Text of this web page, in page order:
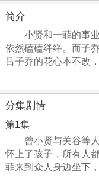
简介
小贤和一菲的事
依然磕磕绊绊。而子
吕子乔的花心本不改
上，但是和悠悠之间
以忘怀，但也重新开
道路中顽强拼搏，相
爱情公寓一起经过了
渐渐明白自己的生活
有相互之间的调侃、
助、扶持。有美好，
奋斗，爱情公寓一如
是胡一菲、曾小贤、
分集剧情
第1集
曾小贤与关谷等
怀上了孩子，所有人
菲来到众人身边坐下
之下经过询问才知道